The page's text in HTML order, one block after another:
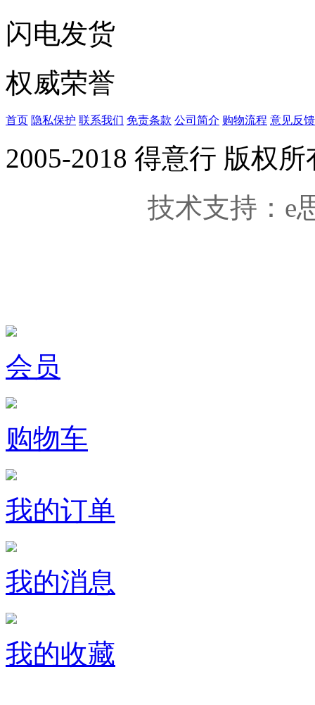
闪电发货
权威荣誉
首页 隐私保护 联系我们 免责条款 公司简介 购物流程 意见反馈
2005-2018 得意行 版权
技术支持：e
会员
购物车
我的订单
我的消息
我的收藏